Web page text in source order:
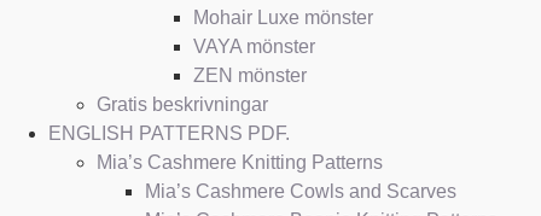
Mohair Luxe mönster
VAYA mönster
ZEN mönster
Gratis beskrivningar
ENGLISH PATTERNS PDF.
Mia’s Cashmere Knitting Patterns
Mia’s Cashmere Cowls and Scarves